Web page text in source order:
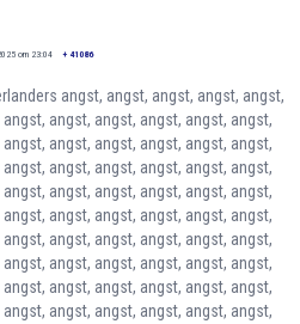
om 23:04 + 41086
angst, angst, angst, angst, angst,
angst, angst, angst, angst, angst,
angst, angst, angst, angst, angst,
angst, angst, angst, angst, angst,
angst, angst, angst, angst, angst,
angst, angst, angst, angst, angst,
angst, angst, angst, angst, angst,
angst, angst, angst, angst, angst,
angst, angst, angst, angst, angst,
angst, angst, angst, angst, angst,